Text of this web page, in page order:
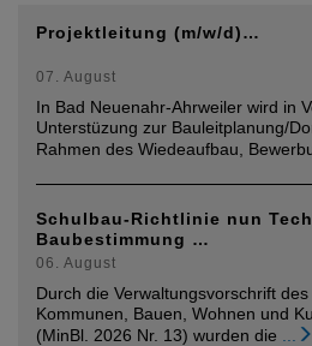
Projektleitung (m/w/d)…
07. August
In Bad Neuenahr-Ahrweiler wird in
Unterstüzung zur Bauleitplanung/
Rahmen des Wiedeaufbau,
Schulbau-Richtlinie nun
Baubestimmung …
06. August
Durch die Verwaltungsvorschrift
Kommunen, Bauen, Wohnen und
(MinBl. 2026 Nr. 13) wurden die